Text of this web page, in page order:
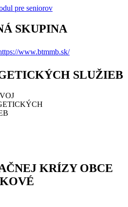
SKUPINA
www.btmmb.sk/
SLUŽIEB
KRÍZY OBCE